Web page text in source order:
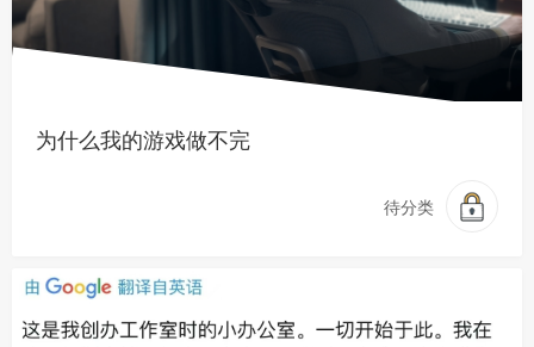
为什么我的游戏做不完
待分类